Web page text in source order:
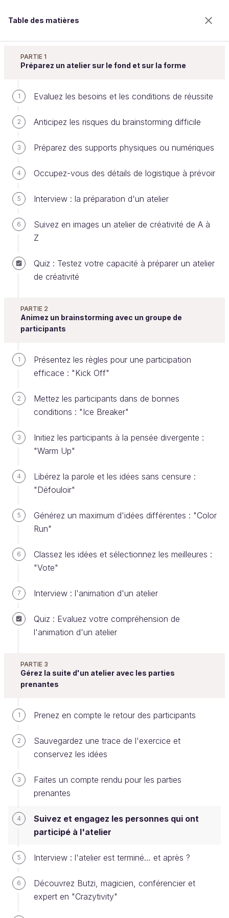
Table des matières
PARTIE 1
Préparez un atelier sur le fond et sur la forme
1 Evaluez les besoins et les conditions de réussite
2 Anticipez les risques du brainstorming difficile
3 Préparez des supports physiques ou numériques
4 Occupez-vous des détails de logistique à prévoir
5 Interview : la préparation d'un atelier
6
Suivez en images un atelier de créativité de A à
Z
Quiz : Testez votre capacité à préparer un atelier
de créativité
PARTIE 2
Animez un brainstorming avec un groupe de
participants
1
Présentez les règles pour une participation
efficace : "Kick Off"
2
Mettez les participants dans de bonnes
conditions : "Ice Breaker"
3
Initiez les participants à la pensée divergente :
"Warm Up"
4
Libérez la parole et les idées sans censure :
"Défouloir"
5
Générez un maximum d'idées différentes : "Color
Run"
6
Classez les idées et sélectionnez les meilleures :
"Vote"
7 Interview : l'animation d'un atelier
Quiz : Evaluez votre compréhension de
l'animation d'un atelier
PARTIE 3
Gérez la suite d'un atelier avec les parties
prenantes
1 Prenez en compte le retour des participants
2
Sauvegardez une trace de l'exercice et
conservez les idées
3
Faites un compte rendu pour les parties
prenantes
4
Suivez et engagez les personnes qui ont
participé à l'atelier
5 Interview : l'atelier est terminé… et après ?
6
Découvrez Butzi, magicien, conférencier et
expert en "Crazytivity"
Suivez et engagez les personnes
qui ont participé à l'atelier
Bienvenue sur l’école 100% en ligne des métiers qui
ont de l’avenir.
Bénéficiez gratuitement de toutes les fonctionnalités
de ce cours (quiz, vidéos, accès illimité à tous les
chapitres) avec un compte.
Créer un compte ou se connecter
Remerciez les participants
Cela parait bête mais c'est très important.
Si vous comptez organiser d'autres ateliers, autant
que les anciens/futurs participants se sentent
valorisés et impliqués dans l'amélioration globale de
la structure dans laquelle ou pour laquelle vous
travaillez.
J'envoie en général un mail chaleureux, ou une
carte virtuelle.
Certains vont même jusqu'à remercier les
participants avec des objets physiques : une carte
de remerciement envoyées par la poste ou donnée
en main propre, des goodies, des bons de
réductions, une boite de chocolats, un petit cadeau.
Faites comme il vous semble le mieux, et adaptez
en fonction des situations.
Christophe et Luc par un certificat qu'ils peuvent
garder en souvenir afin de se rappeler du chemin
eux pour être créatifs et générer des idées en
grande quantité.
J'ai fait ce certificat avecle site Canva.
Envoyez un questionnaire de
satisfaction
satisfaction directement à la fin de l'atelier, mais je
ne trouve pas que ce soit une bonne idée.
A la fin de l'atelier, les participants n'ont pas envie
de "travail en plus" et l'ambiance doit être à la
détente : ils ont beaucoup donné, il est temps pour